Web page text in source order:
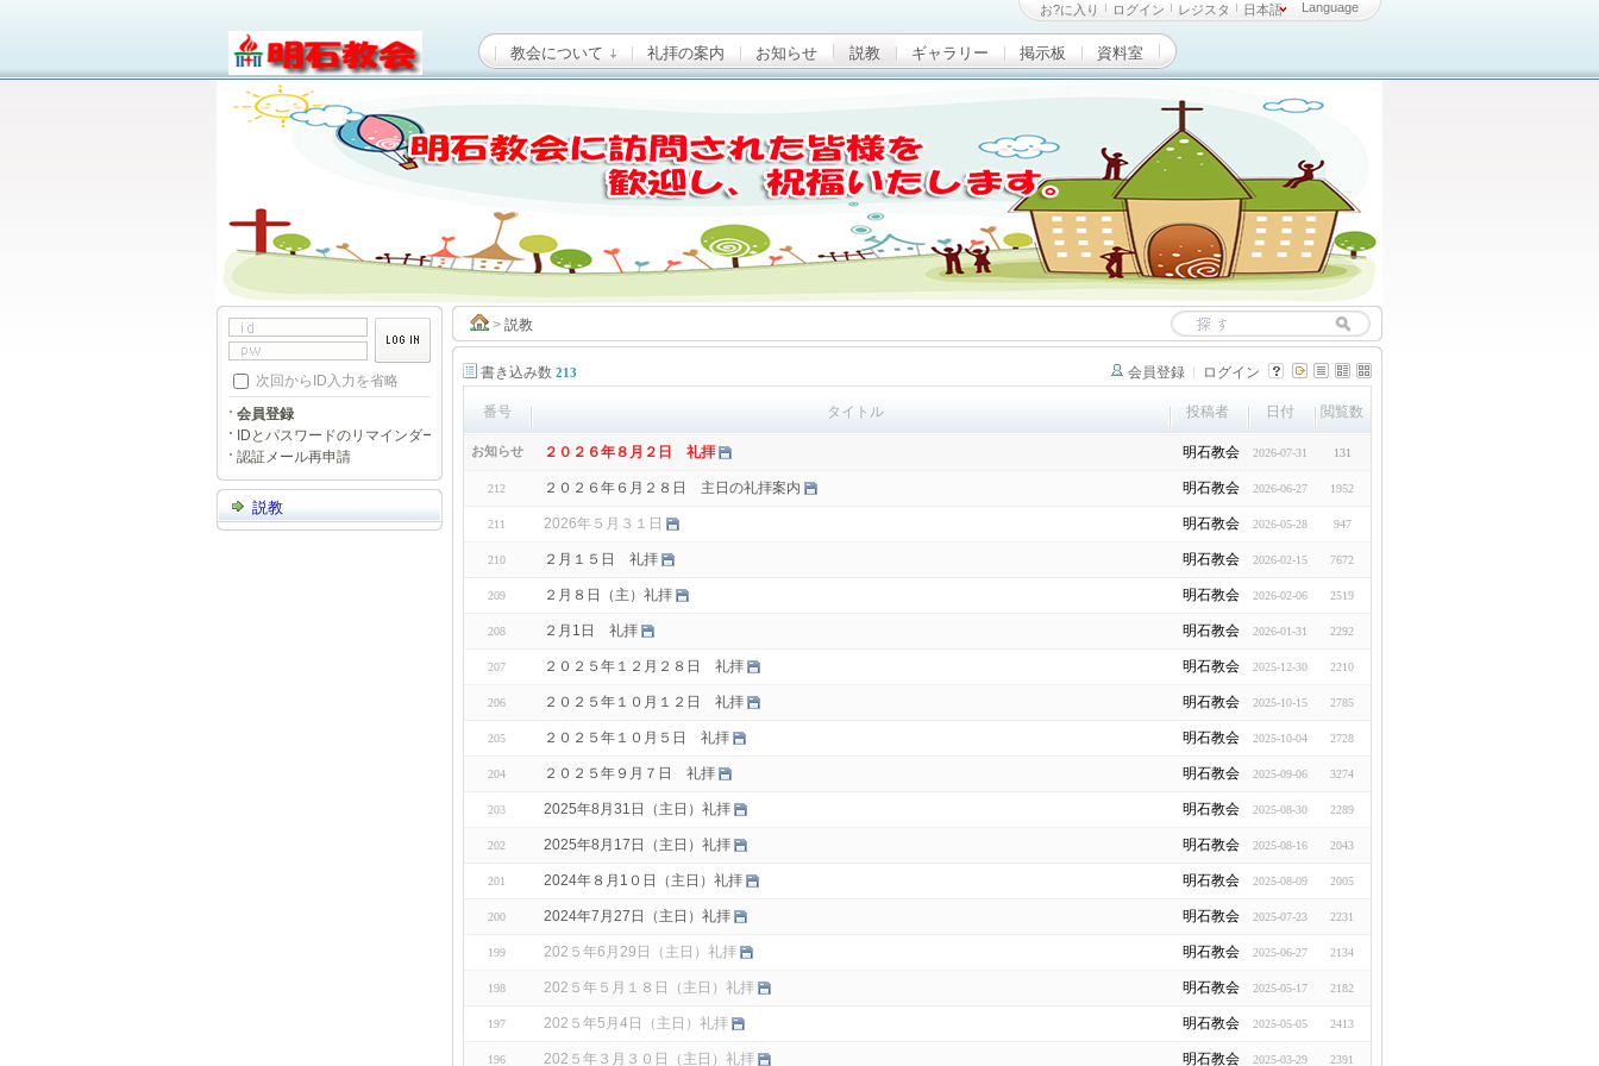
お?に入り ログイン レジスタ 日本語 Language
教会について 礼拝の案内 お知らせ 説教 ギャラリー 掲示板 資料室
次回からID入力を省略
会員登録
IDとパスワードのリマインダー
認証メール再申請
説教
> 説教
書き込み数 213 会員登録 ログイン
番号 タイトル 投稿者 日付 閲覧数
お知らせ ２０２６年８月２日 礼拝 明石教会 2026-07-31 131
212 ２０２６年６月２８日 主日の礼拝案内 明石教会 2026-06-27 1952
211 2026年５月３１日 明石教会 2026-05-28 947
210 ２月１５日 礼拝 明石教会 2026-02-15 7672
209 ２月８日（主）礼拝 明石教会 2026-02-06 2519
208 ２月1日 礼拝 明石教会 2026-01-31 2292
207 ２０２５年１２月２８日 礼拝 明石教会 2025-12-30 2210
206 ２０２５年１０月１２日 礼拝 明石教会 2025-10-15 2785
205 ２０２５年１０月５日 礼拝 明石教会 2025-10-04 2728
204 ２０２５年９月７日 礼拝 明石教会 2025-09-06 3274
203 2025年8月31日（主日）礼拝 明石教会 2025-08-30 2289
202 2025年8月17日（主日）礼拝 明石教会 2025-08-16 2043
201 2024年８月1０日（主日）礼拝 明石教会 2025-08-09 2005
200 2024年7月27日（主日）礼拝 明石教会 2025-07-23 2231
199 202５年6月29日（主日）礼拝 明石教会 2025-06-27 2134
198 202５年５月１８日（主日）礼拝 明石教会 2025-05-17 2182
197 202５年5月4日（主日）礼拝 明石教会 2025-05-05 2413
196 202５年３月３０日（主日）礼拝 明石教会 2025-03-29 2391